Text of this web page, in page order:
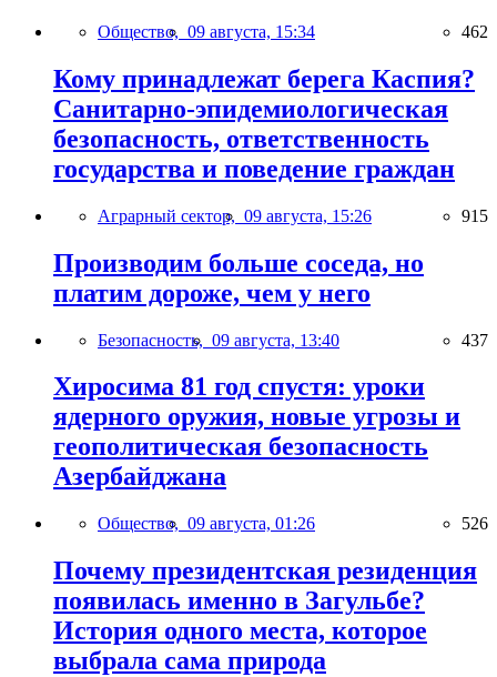
Общество, 09 августа, 15:34 462
Кому принадлежат берега Каспия?
Санитарно-эпидемиологическая
безопасность, ответственность
государства и поведение граждан
Аграрный сектор, 09 августа, 15:26 915
Производим больше соседа, но
платим дороже, чем у него
Безопасность, 09 августа, 13:40 437
Хиросима 81 год спустя: уроки
ядерного оружия, новые угрозы и
геополитическая безопасность
Азербайджана
Общество, 09 августа, 01:26 526
Почему президентская резиденция
появилась именно в Загульбе?
История одного места, которое
выбрала сама природа